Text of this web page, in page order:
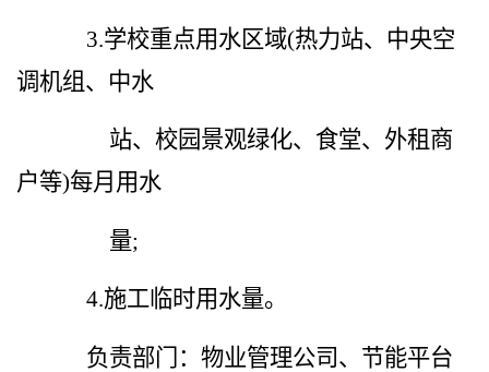
3.学校重点用水区域(热力站、中央空
调机组、中水
站、校园景观绿化、食堂、外租商
户等)每月用水
量;
4.施工临时用水量。
负责部门：物业管理公司、节能平台